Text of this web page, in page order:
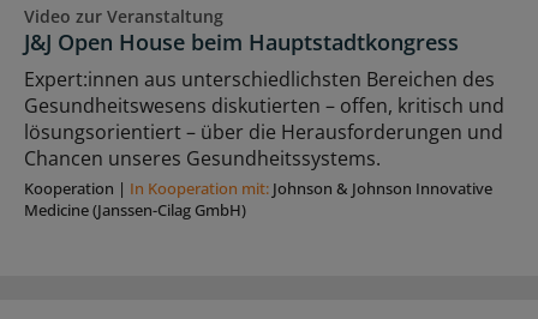
Video zur Veranstaltung
J&J Open House beim Hauptstadtkongress
Expert:innen aus unterschiedlichsten Bereichen des
Gesundheitswesens diskutierten – offen, kritisch und
lösungsorientiert – über die Herausforderungen und
Chancen unseres Gesundheitssystems.
Kooperation | In Kooperation mit: Johnson & Johnson Innovative
Medicine (Janssen-Cilag GmbH)